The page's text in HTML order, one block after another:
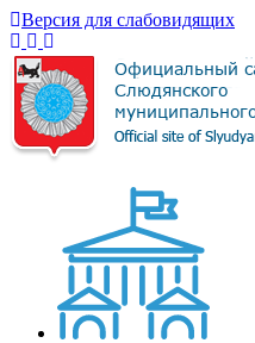
Версия для слабовидящих